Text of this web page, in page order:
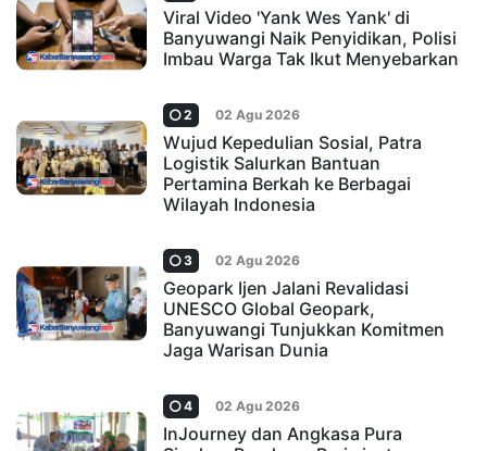
Viral Video 'Yank Wes Yank' di
Banyuwangi Naik Penyidikan, Polisi
Imbau Warga Tak Ikut Menyebarkan
2 02 Agu 2026
Wujud Kepedulian Sosial, Patra
Logistik Salurkan Bantuan
Pertamina Berkah ke Berbagai
Wilayah Indonesia
3 02 Agu 2026
Geopark Ijen Jalani Revalidasi
UNESCO Global Geopark,
Banyuwangi Tunjukkan Komitmen
Jaga Warisan Dunia
4 02 Agu 2026
InJourney dan Angkasa Pura